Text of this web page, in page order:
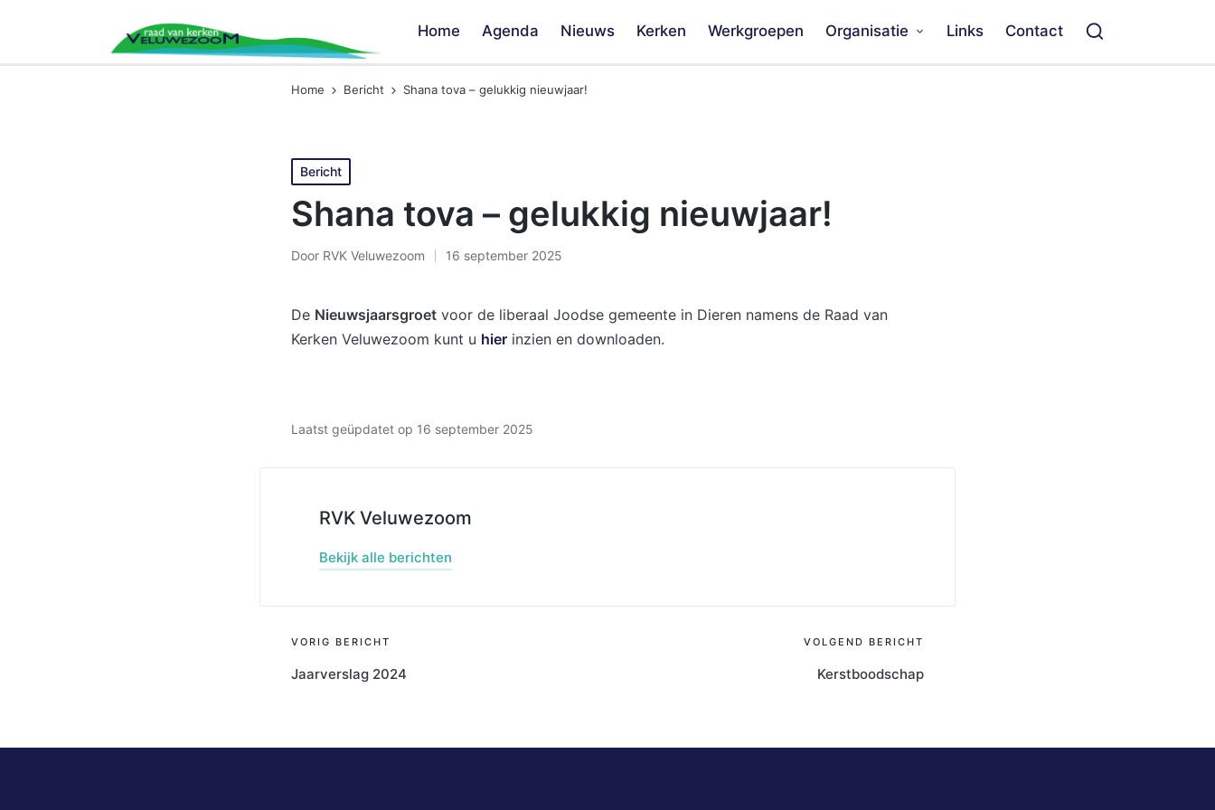
Home Agenda Nieuws Kerken Werkgroepen Organisatie Links Contact
Home Bericht Shana tova – gelukkig nieuwjaar!
Geplaatst
in
Bericht
Shana tova – gelukkig nieuwjaar!
Geplaatst
Door RVK Veluwezoom 16 september 2025
De Nieuwsjaarsgroet voor de liberaal Joodse gemeente in Dieren namens de Raad van
Kerken Veluwezoom kunt u hier inzien en downloaden.
Laatst geüpdatet op 16 september 2025
RVK Veluwezoom
Bekijk alle berichten
Bericht
navigatie
VORIG BERICHT
Jaarverslag 2024
VOLGEND BERICHT
Kerstboodschap